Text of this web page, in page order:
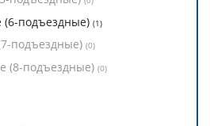
подъездные) (1)
подъездные) (0)
(8-подъездные) (0)